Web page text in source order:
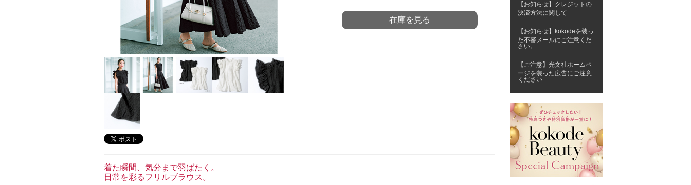
t
r
在庫を見る
着た瞬間、気分まで羽ばたく。
日常を彩るフリルブラウス。
【お知らせ】クレジットの
決済方法に関して
【お知らせ】kokodeを装っ
た不審メールにご注意くだ
さい。
【ご注意】光文社ホームペ
ージを装った広告にご注意
ください